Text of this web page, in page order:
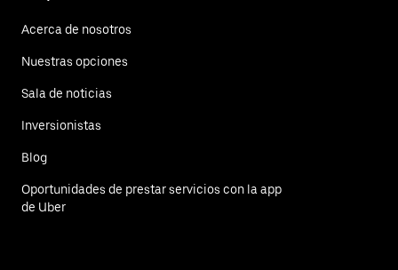
Acerca de nosotros
Nuestras opciones
Sala de noticias
Inversionistas
Blog
Oportunidades de prestar servicios con la app
de Uber